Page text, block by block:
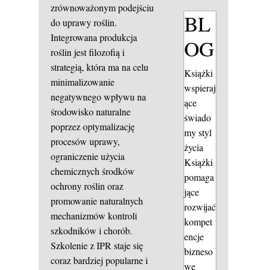
zrównoważonym podejściu
do uprawy roślin.
Integrowana produkcja
roślin jest filozofią i
strategią, która ma na celu
minimalizowanie
negatywnego wpływu na
środowisko naturalne
poprzez optymalizację
procesów uprawy,
ograniczenie użycia
chemicznych środków
ochrony roślin oraz
promowanie naturalnych
mechanizmów kontroli
szkodników i chorób.
Szkolenie z IPR staje się
coraz bardziej popularne i
BL
OG
Książki
wspieraj
ące
świado
my styl
życia
Książki
pomaga
jące
rozwijać
kompet
encje
bizneso
we